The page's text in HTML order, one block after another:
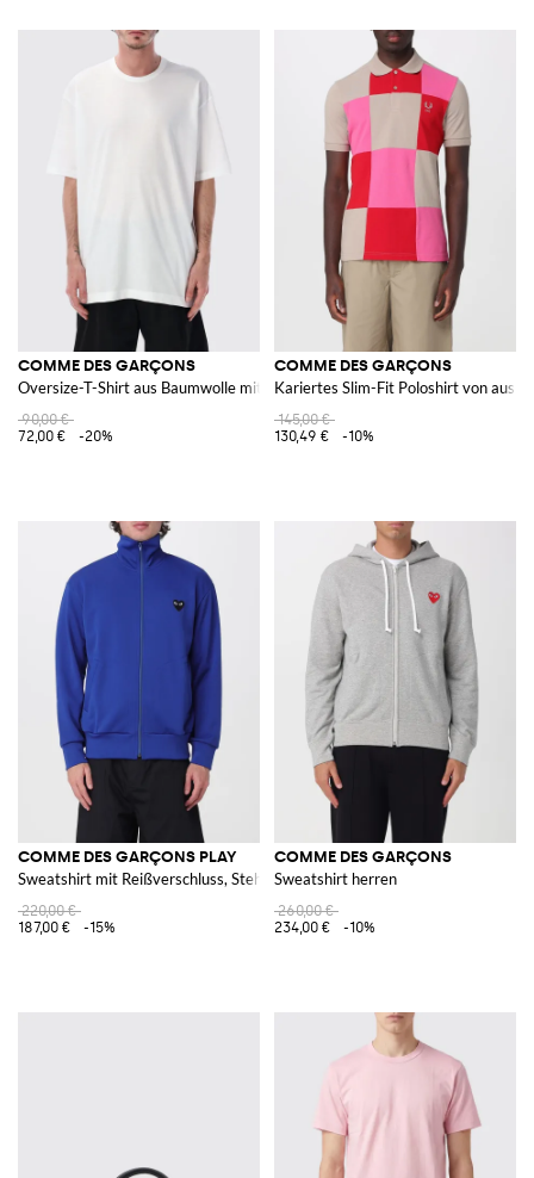
COMME DES GARÇONS
Oversize-T-Shirt aus Baumwolle mit Logo
90,00 €
72,00 €
-20%
COMME DES GARÇONS
Kariertes Slim-Fit Poloshirt von aus
145,00 €
130,49 €
-10%
COMME DES GARÇONS PLAY
Sweatshirt mit Reißverschluss, Stehkragen und Logo aus
220,00 €
187,00 €
-15%
COMME DES GARÇONS
Sweatshirt herren
260,00 €
234,00 €
-10%